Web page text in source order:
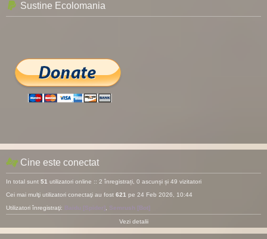
Sustine Ecolomania
Cine este conectat
In total sunt 51 utilizatori online :: 2 înregistrați, 0 ascunși și 49 vizitatori
Cei mai mulţi utilizatori conectaţi au fost 621 pe 24 Feb 2026, 10:44
Utilizatori înregistraţi: Baidu [Spider] Semrush [Bot]
Vezi detalii